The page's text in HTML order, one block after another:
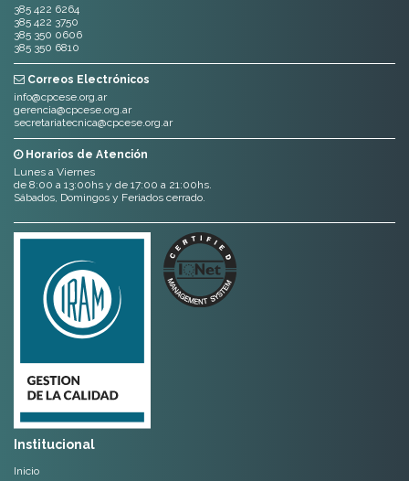
385 422 6264
385 422 3750
385 350 0606
385 350 6810
Correos Electrónicos
info@cpcese.org.ar
gerencia@cpcese.org.ar
secretariatecnica@cpcese.org.ar
Horarios de Atención
Lunes a Viernes
de 8:00 a 13:00hs y de 17:00 a 21:00hs.
Sábados, Domingos y Feriados cerrado.
Institucional
Inicio